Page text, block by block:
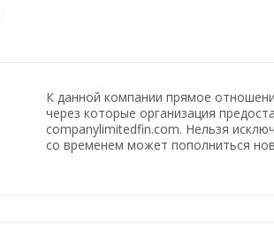
К данной компании прямое
через которые организация
companylimitedfin.com. Нельзя
со временем может пополниться